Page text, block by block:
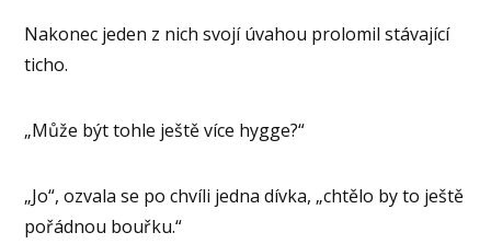
Nakonec jeden z nich svojí úvahou prolomil stávající
ticho.
„Může být tohle ještě více hygge?“
„Jo“, ozvala se po chvíli jedna dívka, „chtělo by to ještě
pořádnou bouřku.“